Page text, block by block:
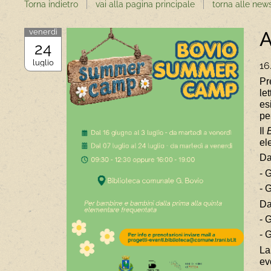
Torna indietro vai alla pagina principale torna alle
venerdì
24
luglio
Il
-
-
-
-